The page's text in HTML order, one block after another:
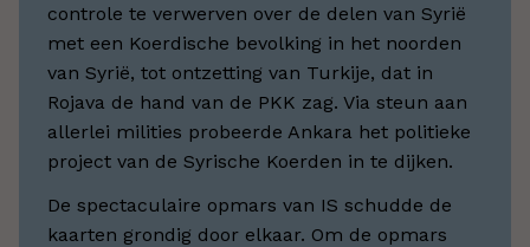
controle te verwerven over de delen van Syrië
met een Koerdische bevolking in het noorden
van Syrië, tot ontzetting van Turkije, dat in
Rojava de hand van de PKK zag. Via steun aan
allerlei milities probeerde Ankara het politieke
project van de Syrische Koerden in te dijken.
De spectaculaire opmars van IS schudde de
kaarten grondig door elkaar. Om de opmars